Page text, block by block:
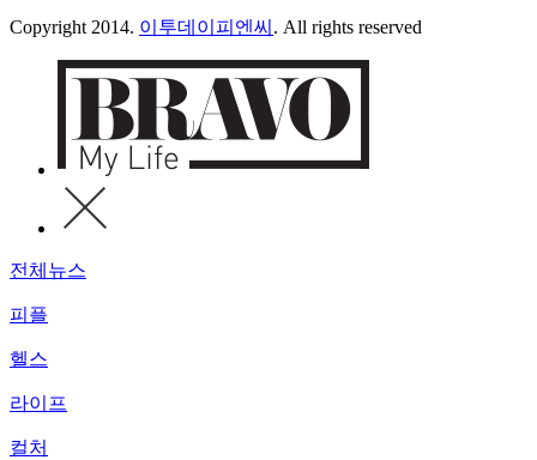
Copyright 2014. 이투데이피엔씨 . All rights reserved
전체뉴스
피플
헬스
라이프
컬처